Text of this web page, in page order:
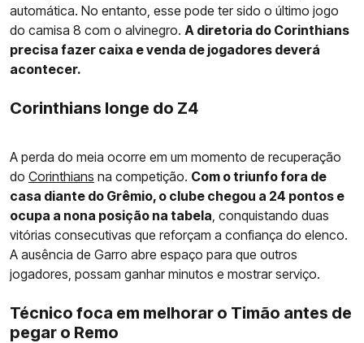
automática. No entanto, esse pode ter sido o último jogo
do camisa 8 com o alvinegro. A diretoria do Corinthians
precisa fazer caixa e venda de jogadores deverá
acontecer.
Corinthians longe do Z4
A perda do meia ocorre em um momento de recuperação
do Corinthians na competição. Com o triunfo fora de
casa diante do Grêmio, o clube chegou a 24 pontos e
ocupa a nona posição na tabela , conquistando duas
vitórias consecutivas que reforçam a confiança do elenco.
A ausência de Garro abre espaço para que outros
jogadores, possam ganhar minutos e mostrar serviço.
Técnico foca em melhorar o Timão antes de
pegar o Remo